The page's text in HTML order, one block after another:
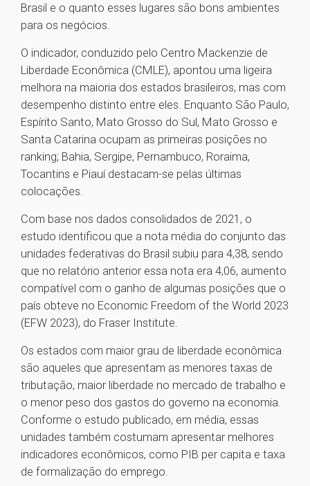
Brasil e o quanto esses lugares são bons ambientes
para os negócios.
O indicador, conduzido pelo Centro Mackenzie de
Liberdade Econômica (CMLE), apontou uma ligeira
melhora na maioria dos estados brasileiros, mas com
desempenho distinto entre eles. Enquanto São Paulo,
Espírito Santo, Mato Grosso do Sul, Mato Grosso e
Santa Catarina ocupam as primeiras posições no
ranking; Bahia, Sergipe, Pernambuco, Roraima,
Tocantins e Piauí destacam-se pelas últimas
colocações.
Com base nos dados consolidados de 2021, o
estudo identificou que a nota média do conjunto das
unidades federativas do Brasil subiu para 4,38, sendo
que no relatório anterior essa nota era 4,06, aumento
compatível com o ganho de algumas posições que o
país obteve no Economic Freedom of the World 2023
(EFW 2023), do Fraser Institute.
Os estados com maior grau de liberdade econômica
são aqueles que apresentam as menores taxas de
tributação, maior liberdade no mercado de trabalho e
o menor peso dos gastos do governo na economia.
Conforme o estudo publicado, em média, essas
unidades também costumam apresentar melhores
indicadores econômicos, como PIB per capita e taxa
de formalização do emprego.